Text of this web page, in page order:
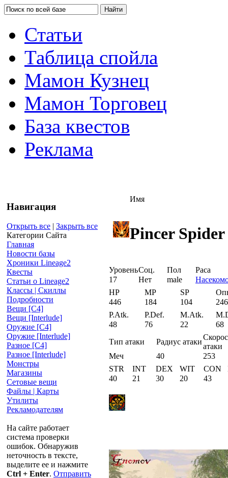
Статьи
Таблица спойла
Мамон Кузнец
Мамон Торговец
База квестов
Реклама
Навигация
Открыть все | Закрыть все
Категории Сайта
Главная
Новости базы
Хроники Lineage2
Квесты
Статьи о Lineage2
Классы | Скиллы
Подробности
Вещи [С4]
Вещи [Interlude]
Оружие [С4]
Оружие [Interlude]
Разное [C4]
Разное [Interlude]
Монстры
Магазины
Сетовые вещи
Файлы | Карты
Утилиты
Рекламодателям
На сайте работает
система проверки
ошибок. Обнаружив
неточность в тексте,
выделите ее и нажмите
Ctrl + Enter. Отправить
Имя
Pincer Spider
УровеньСоц. Пол
Раса
17
Нет male
HP
MP SP
446
184 104
P.Atk.
P.Def. M.Atk.
48
76 22
68
Тип атаки
Радиус атаки
атаки
Меч
40
253
STR
INT DEX WIT CON
40
21 30 20 43